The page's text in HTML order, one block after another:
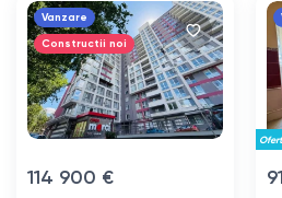
Vanzare
Constructii noi
114 900 €